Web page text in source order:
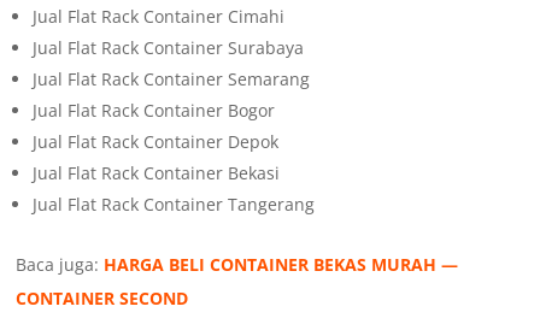
Jual Flat Rack Container Cimahi
Jual Flat Rack Container Surabaya
Jual Flat Rack Container Semarang
Jual Flat Rack Container Bogor
Jual Flat Rack Container Depok
Jual Flat Rack Container Bekasi
Jual Flat Rack Container Tangerang
Baca juga: HARGA BELI CONTAINER BEKAS MURAH —
CONTAINER SECOND